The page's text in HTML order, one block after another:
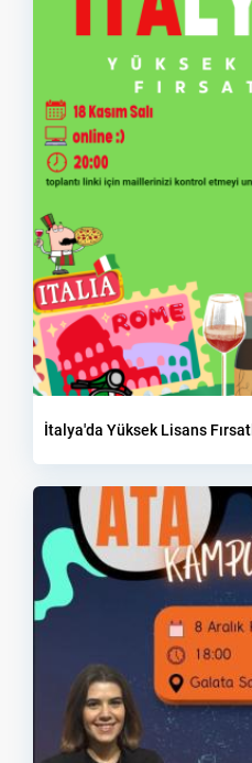
İtalya'da Yüksek Lisans